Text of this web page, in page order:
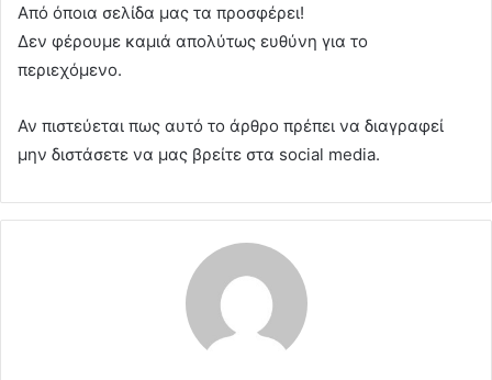
Από όποια σελίδα μας τα προσφέρει!
Δεν φέρουμε καμιά απολύτως ευθύνη για το
περιεχόμενο.
Αν πιστεύεται πως αυτό το άρθρο πρέπει να διαγραφεί
μην διστάσετε να μας βρείτε στα social media.